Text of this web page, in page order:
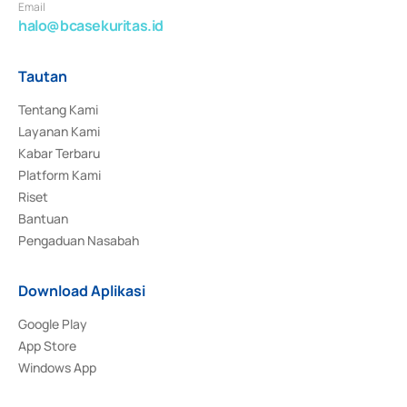
Email
halo@bcasekuritas.id
Tautan
Tentang Kami
Layanan Kami
Kabar Terbaru
Platform Kami
Riset
Bantuan
Pengaduan Nasabah
Download Aplikasi
Google Play
App Store
Windows App